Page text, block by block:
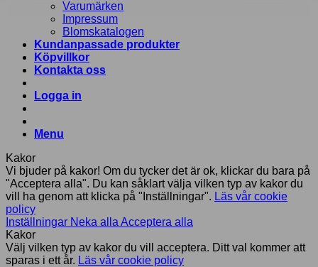
Varumärken
Impressum
Blomskatalogen
Kundanpassade produkter
Köpvillkor
Kontakta oss
Logga in
Menu
Kakor
Vi bjuder på kakor! Om du tycker det är ok, klickar du bara på
"Acceptera alla". Du kan såklart välja vilken typ av kakor du
vill ha genom att klicka på "Inställningar". Läs vår cookie
policy
Inställningar Neka alla Acceptera alla
Kakor
Välj vilken typ av kakor du vill acceptera. Ditt val kommer att
sparas i ett år. Läs vår cookie policy